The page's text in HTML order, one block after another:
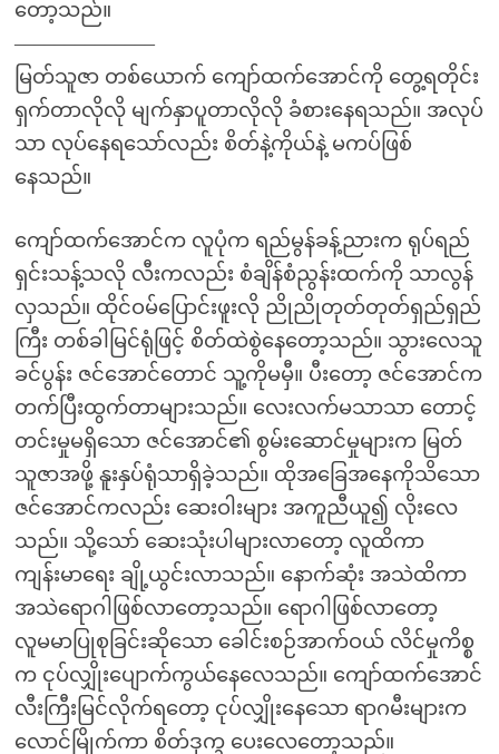
တော့သည်။
––––––––––––––
မြတ်သူဇာ တစ်ယောက် ကျော်ထက်အောင်ကို တွေ့ရတိုင်း
ရှက်တာလိုလို မျက်နှာပူတာလိုလို ခံစားနေရသည်။ အလုပ်
သာ လုပ်နေရသော်လည်း စိတ်နဲ့ကိုယ်နဲ့ မကပ်ဖြစ်
နေသည်။
ကျော်ထက်အောင်က လူပုံက ရည်မွန်ခန့်ညားက ရုပ်ရည်
ရှင်းသန့်သလို လီးကလည်း စံချိန်စံညွန်းထက်ကို သာလွန်
လှသည်။ ထိုင်ဝမ်ပြောင်းဖူးလို ညိုညိုတုတ်တုတ်ရှည်ရှည်
ကြီး တစ်ခါမြင်ရုံဖြင့် စိတ်ထဲစွဲနေတော့သည်။ သွားလေသူ
ခင်ပွန်း ဇင်အောင်တောင် သူ့ကိုမမှီ။ ပီးတော့ ဇင်အောင်က
တက်ပြီးထွက်တာများသည်။ လေးလက်မသာသာ တောင့်
တင်းမှုမရှိသော ဇင်အောင်၏ စွမ်းဆောင်မှုများက မြတ်
သူဇာအဖို့ နူးနှပ်ရုံသာရှိခဲ့သည်။ ထိုအခြေအနေကိုသိသော
ဇင်အောင်ကလည်း ဆေးဝါးများ အကူညီယူ၍ လိုးလေ
သည်။ သို့သော် ဆေးသုံးပါများလာတော့ လူထိကာ
ကျန်းမာရေး ချို့ယွင်းလာသည်။ နောက်ဆုံး အသဲထိကာ
အသဲရောဂါဖြစ်လာတော့သည်။ ရောဂါဖြစ်လာတော့
လူမမာပြုစုခြင်းဆိုသော ခေါင်းစဉ်အာက်ဝယ် လိင်မှုကိစ္စ
က ငုပ်လျှိုးပျောက်ကွယ်နေလေသည်။ ကျော်ထက်အောင်
လီးကြီးမြင်လိုက်ရတော့ ငုပ်လျှိုးနေသော ရာဂမီးများက
လောင်မြိုက်ကာ စိတ်ဒုက္ခ ပေးလေတော့သည်။